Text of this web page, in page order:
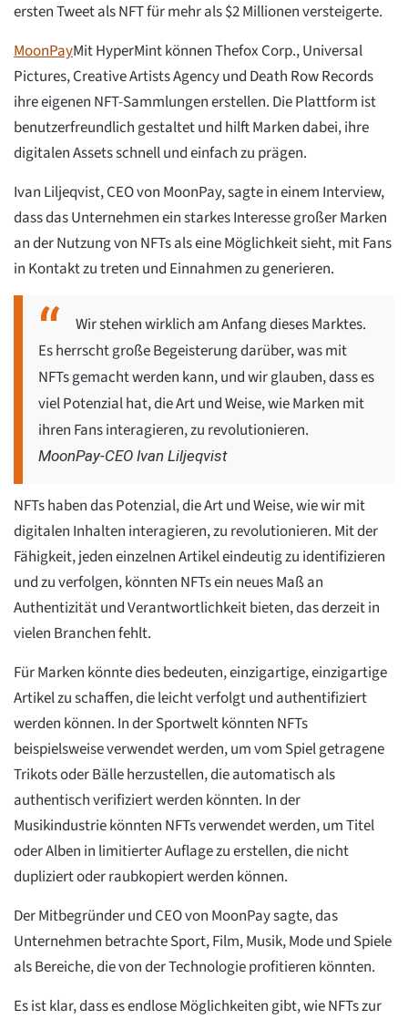
ersten Tweet als NFT für mehr als $2 Millionen versteigerte.
MoonPayMit HyperMint können Thefox Corp., Universal
Pictures, Creative Artists Agency und Death Row Records
ihre eigenen NFT-Sammlungen erstellen. Die Plattform ist
benutzerfreundlich gestaltet und hilft Marken dabei, ihre
digitalen Assets schnell und einfach zu prägen.
Ivan Liljeqvist, CEO von MoonPay, sagte in einem Interview,
dass das Unternehmen ein starkes Interesse großer Marken
an der Nutzung von NFTs als eine Möglichkeit sieht, mit Fans
in Kontakt zu treten und Einnahmen zu generieren.
Wir stehen wirklich am Anfang dieses Marktes.
Es herrscht große Begeisterung darüber, was mit
NFTs gemacht werden kann, und wir glauben, dass es
viel Potenzial hat, die Art und Weise, wie Marken mit
ihren Fans interagieren, zu revolutionieren.
MoonPay-CEO Ivan Liljeqvist
NFTs haben das Potenzial, die Art und Weise, wie wir mit
digitalen Inhalten interagieren, zu revolutionieren. Mit der
Fähigkeit, jeden einzelnen Artikel eindeutig zu identifizieren
und zu verfolgen, könnten NFTs ein neues Maß an
Authentizität und Verantwortlichkeit bieten, das derzeit in
vielen Branchen fehlt.
Für Marken könnte dies bedeuten, einzigartige, einzigartige
Artikel zu schaffen, die leicht verfolgt und authentifiziert
werden können. In der Sportwelt könnten NFTs
beispielsweise verwendet werden, um vom Spiel getragene
Trikots oder Bälle herzustellen, die automatisch als
authentisch verifiziert werden könnten. In der
Musikindustrie könnten NFTs verwendet werden, um Titel
oder Alben in limitierter Auflage zu erstellen, die nicht
dupliziert oder raubkopiert werden können.
Der Mitbegründer und CEO von MoonPay sagte, das
Unternehmen betrachte Sport, Film, Musik, Mode und Spiele
als Bereiche, die von der Technologie profitieren könnten.
Es ist klar, dass es endlose Möglichkeiten gibt, wie NFTs zur